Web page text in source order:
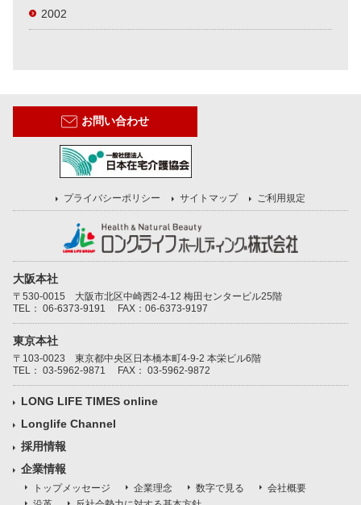
2002
お問い合わせ
プライバシーポリシー サイトマップ ご利用規定
大阪本社
〒530-0015 大阪市北区中崎西2-4-12 梅田センタービル25階
TEL： 06-6373-9191 FAX：06-6373-9197
東京本社
〒103-0023 東京都中央区日本橋本町4-9-2 本栄ビル6階
TEL： 03-5962-9871 FAX： 03-5962-9872
LONG LIFE TIMES online
Longlife Channel
採用情報
企業情報
トップメッセージ 企業理念 数字で見る
会社概要